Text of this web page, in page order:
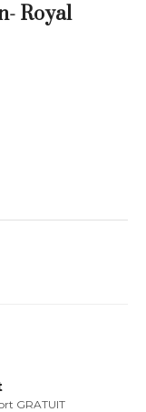
Royal
GRATUIT